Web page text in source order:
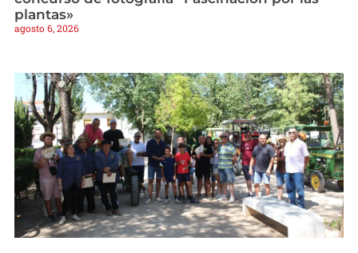
plantas»
agosto 6, 2026